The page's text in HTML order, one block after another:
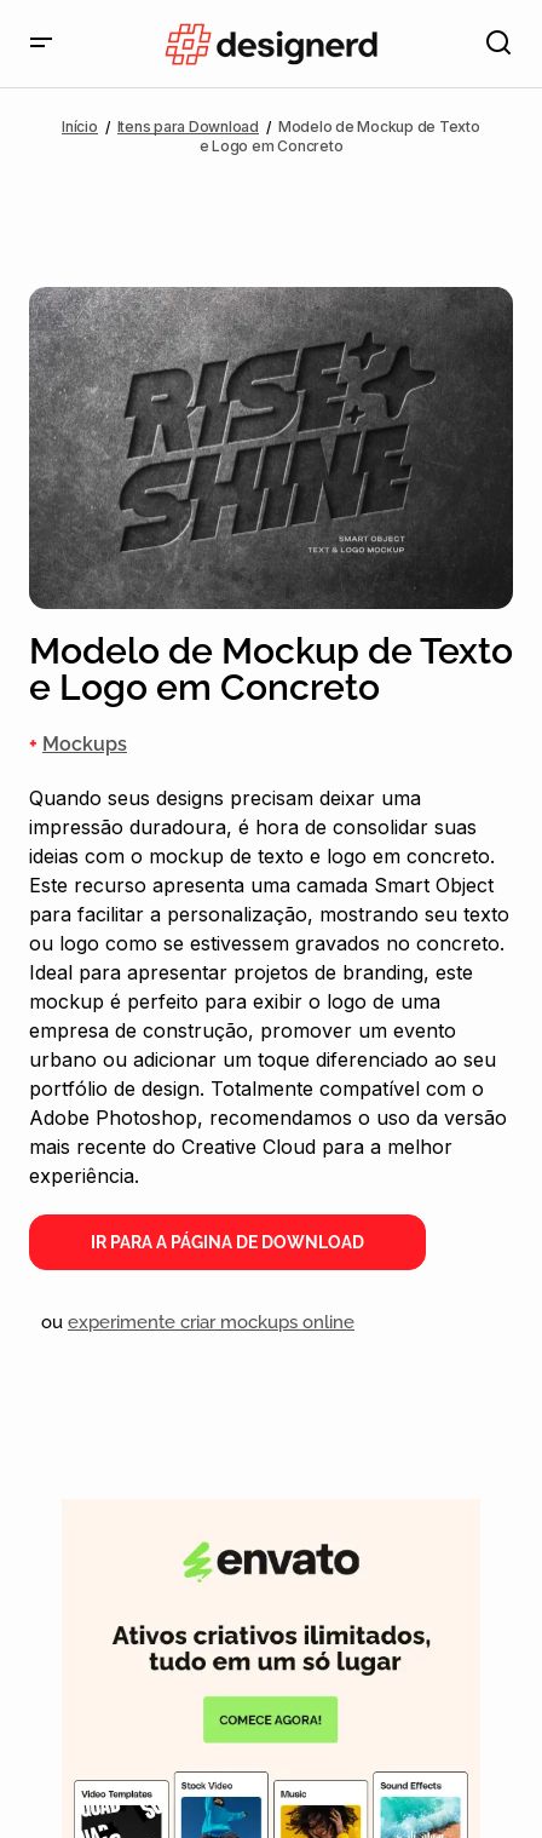
Início Itens para Download
Modelo de Mockup de Texto
e Logo em Concreto
Modelo de Mockup de Texto
e Logo em Concreto
+ Mockups
Quando seus designs precisam deixar uma
impressão duradoura, é hora de consolidar suas
ideias com o mockup de texto e logo em concreto.
Este recurso apresenta uma camada Smart Object
para facilitar a personalização, mostrando seu texto
ou logo como se estivessem gravados no concreto.
Ideal para apresentar projetos de branding, este
mockup é perfeito para exibir o logo de uma
empresa de construção, promover um evento
urbano ou adicionar um toque diferenciado ao seu
portfólio de design. Totalmente compatível com o
Adobe Photoshop, recomendamos o uso da versão
mais recente do Creative Cloud para a melhor
experiência.
IR PARA A PÁGINA DE DOWNLOAD
ou experimente criar mockups online